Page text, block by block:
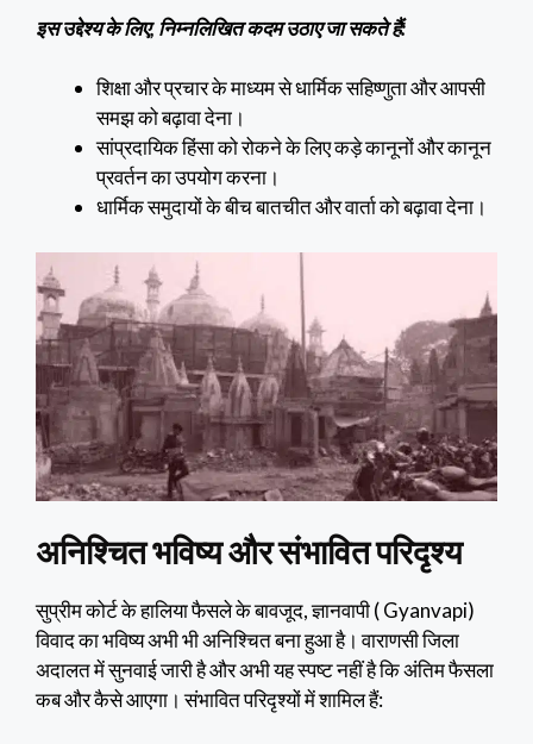
इस उद्देश्य के लिए, निम्नलिखित कदम उठाए जा सकते हैं:
शिक्षा और प्रचार के माध्यम से धार्मिक सहिष्णुता और आपसी
समझ को बढ़ावा देना।
सांप्रदायिक हिंसा को रोकने के लिए कड़े कानूनों और कानून
प्रवर्तन का उपयोग करना।
धार्मिक समुदायों के बीच बातचीत और वार्ता को बढ़ावा देना।
अनिश्चित भविष्य और संभावित परिदृश्य
सुप्रीम कोर्ट के हालिया फैसले के बावजूद, ज्ञानवापी ( Gyanvapi)
विवाद का भविष्य अभी भी अनिश्चित बना हुआ है। वाराणसी जिला
अदालत में सुनवाई जारी है और अभी यह स्पष्ट नहीं है कि अंतिम फैसला
कब और कैसे आएगा। संभावित परिदृश्यों में शामिल हैं: